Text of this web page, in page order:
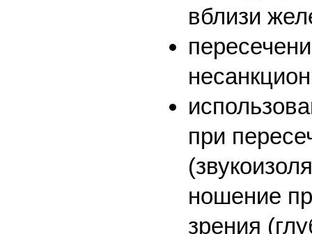
вблизи
при
ношение
зрения